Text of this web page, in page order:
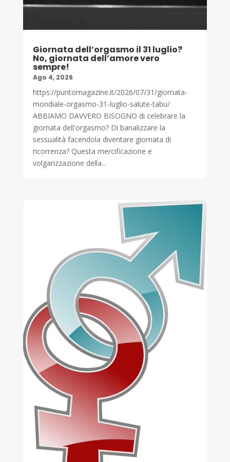
Giornata dell’orgasmo il 31 luglio?
No, giornata dell’amore vero
sempre!
Ago 4, 2026
https://puntomagazine.it/2026/07/31/giornata-
mondiale-orgasmo-31-luglio-salute-tabu/
ABBIAMO DAVVERO BISOGNO di celebrare la
giornata dell'orgasmo? Di banalizzare la
sessualità facendola diventare giornata di
ricorrenza? Questa mercificazione e
volgarizzazione della...